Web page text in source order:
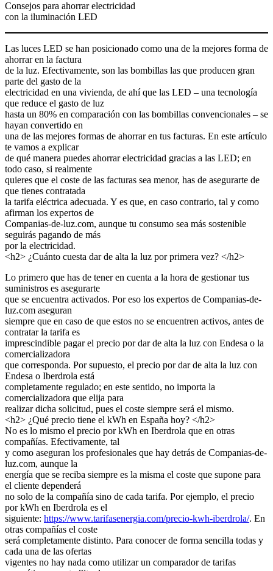
Consejos para ahorrar electricidad
con la iluminación LED
Las luces LED se han posicionado como una de la mejores forma de
ahorrar en la factura
de la luz. Efectivamente, son las bombillas las que producen gran
parte del gasto de la
electricidad en una vivienda, de ahí que las LED – una tecnología
que reduce el gasto de luz
hasta un 80% en comparación con las bombillas convencionales – se
hayan convertido en
una de las mejores formas de ahorrar en tus facturas. En este artículo
te vamos a explicar
de qué manera puedes ahorrar electricidad gracias a las LED; en
todo caso, si realmente
quieres que el coste de las facturas sea menor, has de asegurarte de
que tienes contratada
la tarifa eléctrica adecuada. Y es que, en caso contrario, tal y como
afirman los expertos de
Companias-de-luz.com, aunque tu consumo sea más sostenible
seguirás pagando de más
por la electricidad.
<h2> ¿Cuánto cuesta dar de alta la luz por primera vez? </h2>
Lo primero que has de tener en cuenta a la hora de gestionar tus
suministros es asegurarte
que se encuentra activados. Por eso los expertos de Companias-de-
luz.com aseguran
siempre que en caso de que estos no se encuentren activos, antes de
contratar la tarifa es
imprescindible pagar el precio por dar de alta la luz con Endesa o la
comercializadora
que corresponda. Por supuesto, el precio por dar de alta la luz con
Endesa o Iberdrola está
completamente regulado; en este sentido, no importa la
comercializadora que elija para
realizar dicha solicitud, pues el coste siempre será el mismo.
<h2> ¿Qué precio tiene el kWh en España hoy? </h2>
No es lo mismo el precio por kWh en Iberdrola que en otras
compañías. Efectivamente, tal
y como aseguran los profesionales que hay detrás de Companias-de-
luz.com, aunque la
energía que se reciba siempre es la misma el coste que supone para
el cliente dependerá
no solo de la compañía sino de cada tarifa. Por ejemplo, el precio
por kWh en Iberdrola es el
siguiente: https://www.tarifasenergia.com/precio-kwh-iberdrola/. En
otras compañías el coste
será completamente distinto. Para conocer de forma sencilla todas y
cada una de las ofertas
vigentes no hay nada como utilizar un comparador de tarifas